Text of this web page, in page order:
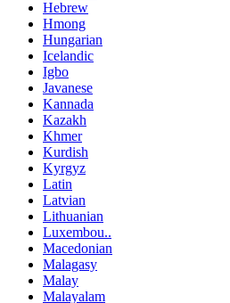
Hebrew
Hmong
Hungarian
Icelandic
Igbo
Javanese
Kannada
Kazakh
Khmer
Kurdish
Kyrgyz
Latin
Latvian
Lithuanian
Luxembou..
Macedonian
Malagasy
Malay
Malayalam